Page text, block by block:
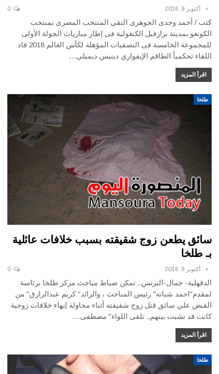
أكتوبر 9, 2016
كتب / أحمد وجدى الجوهرى التقى المنتخب المصرى بمنتخب
الكونغو بمدينة برازفيل الكنغولية فى إطار مباريات الجولة الأولى
للمجموعة الخامسة فى التصفيات المؤهلة لكأس العالم 2018 قاد
اللقاء تحكمياً الطاقم الإيفواري دينيس ديمبلي…
اقرأ المزيد
طلخا
سائق يطعن زوج شقيقته بسبب خلافات عائلية
بـ طلخا
أكتوبر 9, 2016
الدقهلية- جمال-البرنس.. تمكن ضباط مباحث مركز طلخا برئاسة
لمقدم"احمد شبانه" رئيس المباحث ، والرائد" كريم عبدالرازق" من
القبض علي سائق قتل زوج شقيقته أثناء محاولة إنهاء خلافات زوجية
كانت قد نشبت بينهم‏,. تلقى اللواء" مصطفى…
اقرأ المزيد
طلخا